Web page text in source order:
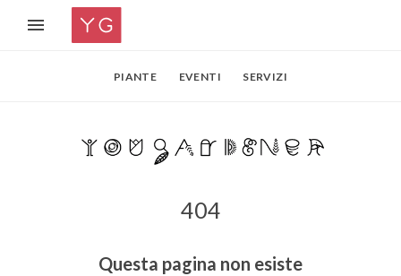
PIANTE EVENTI SERVIZI
404
Questa pagina non esiste